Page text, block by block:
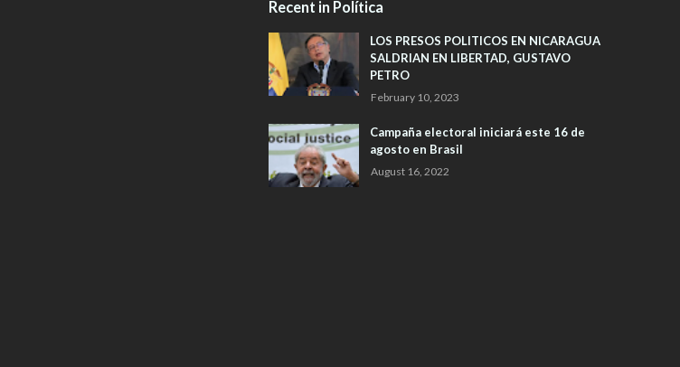
Recent in Política
LOS PRESOS POLITICOS EN NICARAGUA
SALDRIAN EN LIBERTAD, GUSTAVO
PETRO
February 10, 2023
Campaña electoral iniciará este 16 de
agosto en Brasil
August 16, 2022